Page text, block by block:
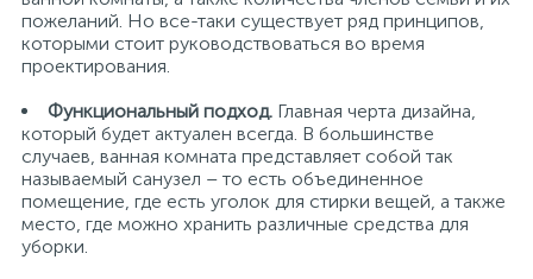
пожеланий. Но все-таки существует ряд принципов,
которыми стоит руководствоваться во время
проектирования.
Функциональный подход. Главная черта дизайна,
который будет актуален всегда. В большинстве
случаев, ванная комната представляет собой так
называемый санузел – то есть объединенное
помещение, где есть уголок для стирки вещей, а также
место, где можно хранить различные средства для
уборки.